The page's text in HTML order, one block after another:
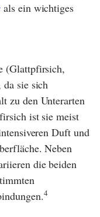
als ein wichtiges
(Glattpfirsich,
sie sich
zu den Unterarten
ist sie meist
Duft und
Neben
die beiden
4